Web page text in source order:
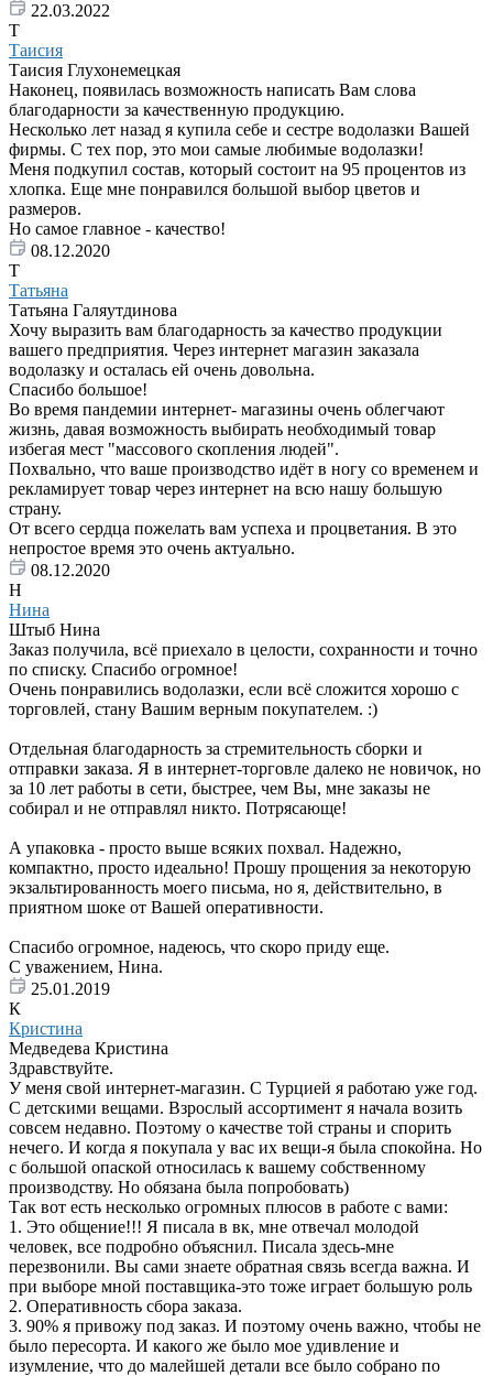
22.03.2022
Т
Таисия
Таисия Глухонемецкая
Наконец, появилась возможность написать Вам слова
благодарности за качественную продукцию.
Несколько лет назад я купила себе и сестре водолазки Вашей
фирмы. С тех пор, это мои самые любимые водолазки!
Меня подкупил состав, который состоит на 95 процентов из
хлопка. Еще мне понравился большой выбор цветов и
размеров.
Но самое главное - качество!
08.12.2020
Т
Татьяна
Татьяна Галяутдинова
Хочу выразить вам благодарность за качество продукции
вашего предприятия. Через интернет магазин заказала
водолазку и осталась ей очень довольна.
Спасибо большое!
Во время пандемии интернет- магазины очень облегчают
жизнь, давая возможность выбирать необходимый товар
избегая мест "массового скопления людей".
Похвально, что ваше производство идёт в ногу со временем и
рекламирует товар через интернет на всю нашу большую
страну.
От всего сердца пожелать вам успеха и процветания. В это
непростое время это очень актуально.
08.12.2020
Н
Нина
Штыб Нина
Заказ получила, всё приехало в целости, сохранности и точно
по списку. Спасибо огромное!
Очень понравились водолазки, если всё сложится хорошо с
торговлей, стану Вашим верным покупателем. :)
Отдельная благодарность за стремительность сборки и
отправки заказа. Я в интернет-торговле далеко не новичок, но
за 10 лет работы в сети, быстрее, чем Вы, мне заказы не
собирал и не отправлял никто. Потрясающе!
А упаковка - просто выше всяких похвал. Надежно,
компактно, просто идеально! Прошу прощения за некоторую
экзальтированность моего письма, но я, действительно, в
приятном шоке от Вашей оперативности.
Спасибо огромное, надеюсь, что скоро приду еще.
С уважением, Нина.
25.01.2019
К
Кристина
Медведева Кристина
Здравствуйте.
У меня свой интернет-магазин. С Турцией я работаю уже год.
С детскими вещами. Взрослый ассортимент я начала возить
совсем недавно. Поэтому о качестве той страны и спорить
нечего. И когда я покупала у вас их вещи-я была спокойна. Но
с большой опаской относилась к вашему собственному
производству. Но обязана была попробовать)
Так вот есть несколько огромных плюсов в работе с вами:
1. Это общение!!! Я писала в вк, мне отвечал молодой
человек, все подробно объяснил. Писала здесь-мне
перезвонили. Вы сами знаете обратная связь всегда важна. И
при выборе мной поставщика-это тоже играет большую роль
2. Оперативность сбора заказа.
3. 90% я привожу под заказ. И поэтому очень важно, чтобы не
было пересорта. И какого же было мое удивление и
изумление, что до малейшей детали все было собрано по